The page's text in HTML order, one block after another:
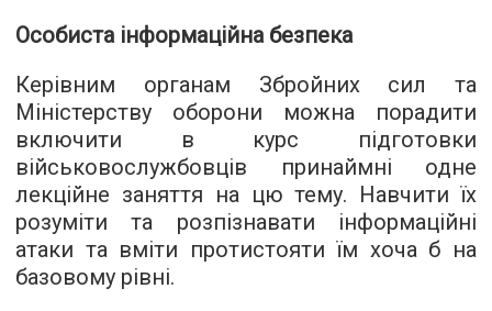
Особиста інформаційна безпека
Керівним органам Збройних сил та
Міністерству оборони можна порадити
включити в курс підготовки
військовослужбовців принаймні одне
лекційне заняття на цю тему. Навчити їх
розуміти та розпізнавати інформаційні
атаки та вміти протистояти їм хоча б на
базовому рівні.